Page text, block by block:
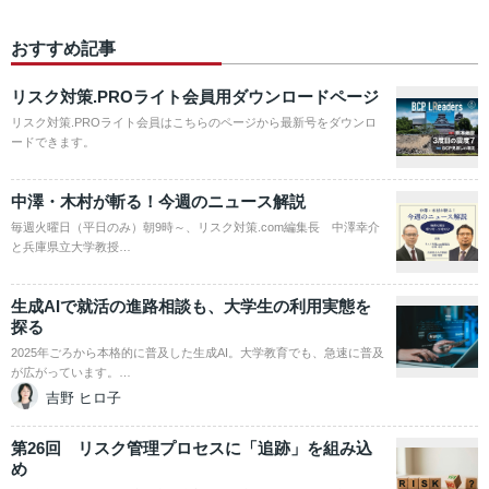
おすすめ記事
リスク対策.PROライト会員用ダウンロードページ
リスク対策.PROライト会員はこちらのページから最新号をダウンロ
ードできます。
中澤・木村が斬る！今週のニュース解説
毎週火曜日（平日のみ）朝9時～、リスク対策.com編集長 中澤幸介
と兵庫県立大学教授…
生成AIで就活の進路相談も、大学生の利用実態を
探る
2025年ごろから本格的に普及した生成AI。大学教育でも、急速に普及
が広がっています。…
吉野 ヒロ子
第26回 リスク管理プロセスに「追跡」を組み込
め